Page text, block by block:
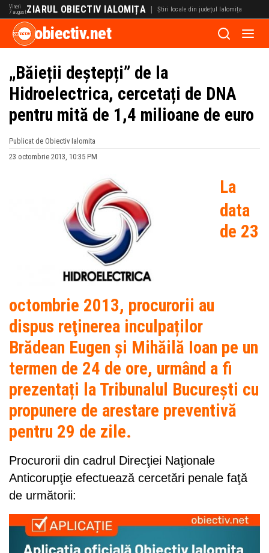
Vineri
7 augustZIARUL OBIECTIV IALOMIȚA | Știri locale din județul Ialomița
obiectiv.net
„Băieții deștepți” de la
Hidroelectrica, cercetați de DNA
pentru mită de 1,4 milioane de euro
Publicat de Obiectiv Ialomita
23 octombrie 2013, 10:35 PM
La
data
de 23
octombrie 2013, procurorii au
dispus reţinerea inculpaților
Brădean Eugen şi Mihăilă Ioan pe un
termen de 24 de ore, urmând a fi
prezentați la Tribunalul București cu
propunere de arestare preventivă
pentru 29 de zile.
Procurorii din cadrul Direcţiei Naţionale
Anticorupţie efectuează cercetări penale faţă
de următorii: